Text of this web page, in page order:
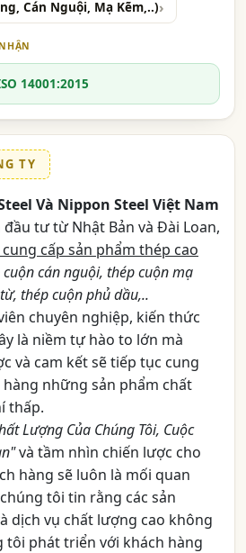
Cán Nguội, Mạ Kẽm,..)
14001:2015
TY
Và Nippon Steel Việt Nam
đầu tư từ Nhật Bản và Đài Loan,
cấp sản phẩm thép cao
cuộn cán nguội, thép cuộn mạ
thép cuộn phủ dầu,..
chuyên nghiệp, kiến thức
là niềm tự hào to lớn mà
và cam kết sẽ tiếp tục cung
hàng những sản phẩm chất
thấp.
Lượng Của Chúng Tôi, Cuộc
và tầm nhìn chiến lược cho
hàng sẽ luôn là mối quan
tôi tin rằng các sản
dịch vụ chất lượng cao không
tôi phát triển với khách hàng